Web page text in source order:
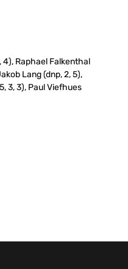
4), Raphael Falkenthal
Lang (dnp, 2, 5),
3, 3), Paul Viefhues